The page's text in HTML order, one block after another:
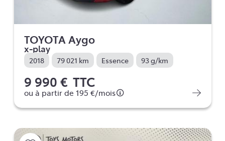
TOYOTA Aygo
x-play
2018 79 021 km Essence 93 g/km
9 990 € TTC
ou à partir de 195 €/mois